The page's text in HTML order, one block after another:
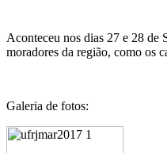
Aconteceu nos dias 27 e 28
moradores da região, como os
Galeria de fotos: